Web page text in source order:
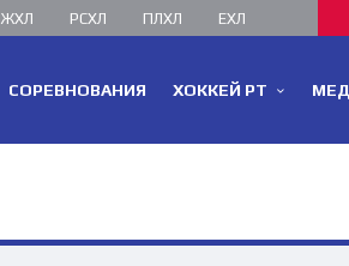
ЖХЛ РСХЛ ПЛХЛ ЕХЛ
СОРЕВНОВАНИЯ ХОККЕЙ РТ